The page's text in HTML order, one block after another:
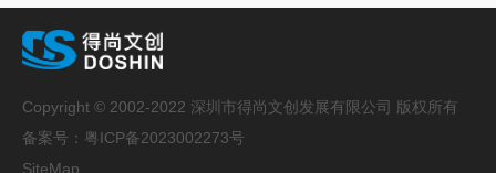
Copyright © 2002-2022 深圳市得尚文创发展有限公司 版权所有
备案号： 粤ICP备2023002273号
SiteMap